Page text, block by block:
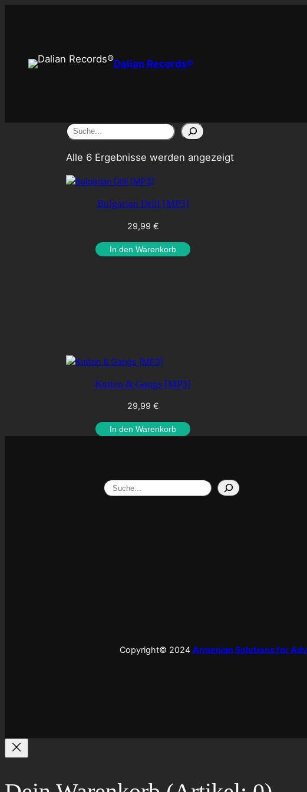
Dalian Records®
S
c
h
Alle 6 Ergebnisse werden angezeigt
Bulgarian Drill [MP3]
29,99 €
In den Warenkorb
Kutten & Gangs [MP3]
29,99 €
In den Warenkorb
Search
Copyright© 2024 Armenian Solutions for